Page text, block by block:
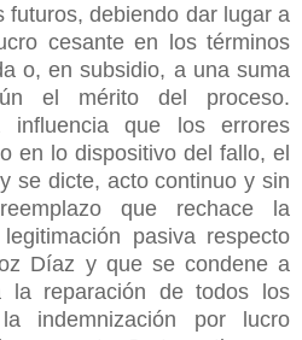
futuros, debiendo dar lugar a
cesante en los términos
o, en subsidio, a una suma
el mérito del proceso.
influencia que los errores
en lo dispositivo del fallo, el
se dicte, acto continuo y sin
que rechace la
pasiva respecto
Díaz y que se condene a
la reparación de todos los
indemnización por lucro